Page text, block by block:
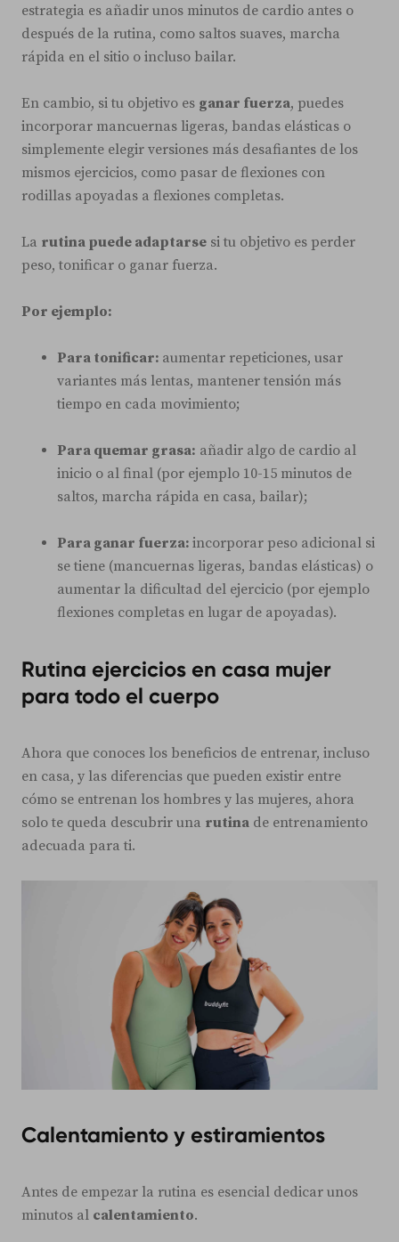
estrategia es añadir unos minutos de cardio antes o
después de la rutina, como saltos suaves, marcha
rápida en el sitio o incluso bailar.
En cambio, si tu objetivo es ganar fuerza, puedes
incorporar mancuernas ligeras, bandas elásticas o
simplemente elegir versiones más desafiantes de los
mismos ejercicios, como pasar de flexiones con
rodillas apoyadas a flexiones completas.
La rutina puede adaptarse si tu objetivo es perder
peso, tonificar o ganar fuerza.
Por ejemplo:
Para tonificar: aumentar repeticiones, usar
variantes más lentas, mantener tensión más
tiempo en cada movimiento;
Para quemar grasa: añadir algo de cardio al
inicio o al final (por ejemplo 10-15 minutos de
saltos, marcha rápida en casa, bailar);
Para ganar fuerza: incorporar peso adicional si
se tiene (mancuernas ligeras, bandas elásticas) o
aumentar la dificultad del ejercicio (por ejemplo
flexiones completas en lugar de apoyadas).
Rutina ejercicios en casa mujer
para todo el cuerpo
Ahora que conoces los beneficios de entrenar, incluso
en casa, y las diferencias que pueden existir entre
cómo se entrenan los hombres y las mujeres, ahora
solo te queda descubrir una rutina de entrenamiento
adecuada para ti.
Calentamiento y estiramientos
Antes de empezar la rutina es esencial dedicar unos
minutos al calentamiento.